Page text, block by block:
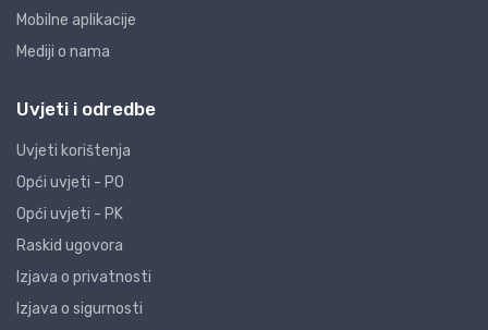
Mobilne aplikacije
Mediji o nama
Uvjeti i odredbe
Uvjeti korištenja
Opći uvjeti - PO
Opći uvjeti - PK
Raskid ugovora
Izjava o privatnosti
Izjava o sigurnosti